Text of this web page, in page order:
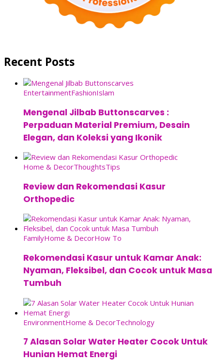
Recent Posts
EntertainmentFashionIslam
Mengenal Jilbab Buttonscarves :
Perpaduan Material Premium, Desain
Elegan, dan Koleksi yang Ikonik
Home & DecorThoughtsTips
Review dan Rekomendasi Kasur
Orthopedic
FamilyHome & DecorHow To
Rekomendasi Kasur untuk Kamar Anak:
Nyaman, Fleksibel, dan Cocok untuk Masa
Tumbuh
EnvironmentHome & DecorTechnology
7 Alasan Solar Water Heater Cocok Untuk
Hunian Hemat Energi